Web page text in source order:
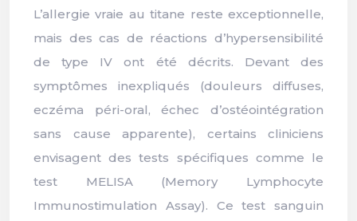
L’allergie vraie au titane reste exceptionnelle,
mais des cas de réactions d’hypersensibilité
de type IV ont été décrits. Devant des
symptômes inexpliqués (douleurs diffuses,
eczéma péri-oral, échec d’ostéointégration
sans cause apparente), certains cliniciens
envisagent des tests spécifiques comme le
test MELISA (Memory Lymphocyte
Immunostimulation Assay). Ce test sanguin